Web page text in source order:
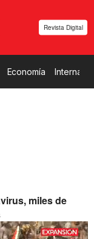
Revista Digital
Economía
miles de